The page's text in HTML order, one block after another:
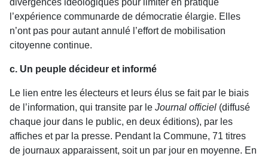
divergences idéologiques pour limiter en pratique
l’expérience communarde de démocratie élargie. Elles
n’ont pas pour autant annulé l’effort de mobilisation
citoyenne continue.
c. Un peuple décideur et informé
Le lien entre les électeurs et leurs élus se fait par le biais
de l’information, qui transite par le Journal officiel (diffusé
chaque jour dans le public, en deux éditions), par les
affiches et par la presse. Pendant la Commune, 71 titres
de journaux apparaissent, soit un par jour en moyenne. En